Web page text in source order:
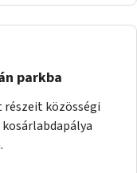
parkba
közösségi